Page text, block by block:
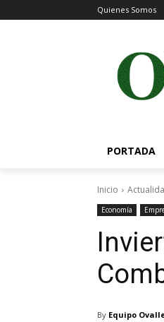
Quienes Somos
PORTADA
Inicio
Economía
By Equipo